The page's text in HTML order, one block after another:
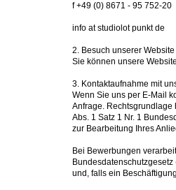
f +49 (0) 8671 - 95 752-20
info at studiolot punkt de
2. Besuch unserer Website
Sie können unsere
3. Kontaktaufnahme mit
Wenn Sie uns per E-Mail
Anfrage. Rechtsgrundlage
Abs. 1 Satz 1 Nr. 1
zur Bearbeitung Ihres
Bei Bewerbungen
und, falls ein